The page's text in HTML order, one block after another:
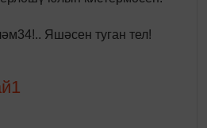
Яшәсен туган тел!